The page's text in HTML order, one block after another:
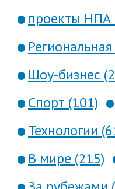
проекты НПА
Шоу-бизнес
Спорт (101)
Технологии
В мире (215)